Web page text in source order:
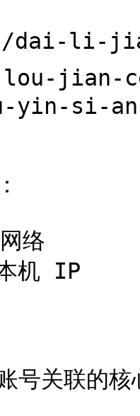
dai-li-
jian-
si-
络
机 IP
号关联的核